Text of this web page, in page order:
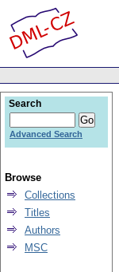
Search
Advanced Search
Browse
Collections
Titles
Authors
MSC